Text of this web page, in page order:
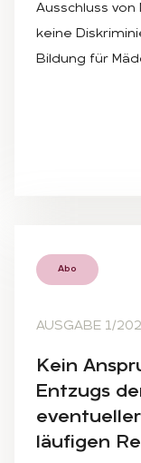
Ausschluss
keine
Bildung für
Abo
AUSGABE 1/
Kein
Ent­zugs
läu­fi­gen